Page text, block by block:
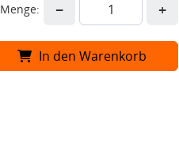
Menge: − +
In den Warenkorb